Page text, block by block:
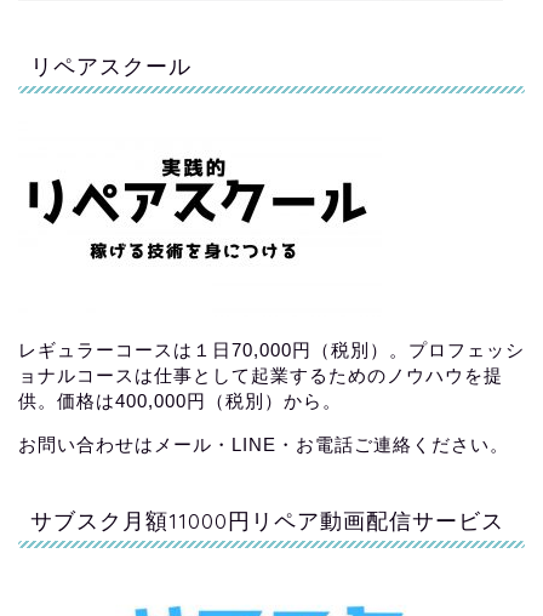
リペアスクール
レギュラーコースは１日70,000円（税別）。プロフェッシ
ョナルコースは仕事として起業するためのノウハウを提
供。価格は400,000円（税別）から。
お問い合わせはメール・LINE・お電話ご連絡ください。
サブスク月額11000円リペア動画配信サービス